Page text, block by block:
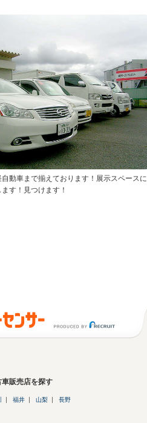
動車まで揃えております！展示スペースに
す！見つけます！
販売店を探す
福井 山梨 長野